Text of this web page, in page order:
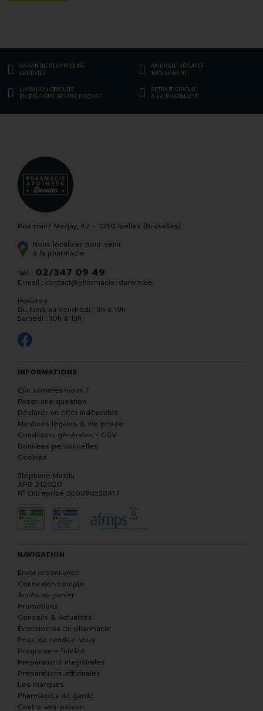
GARANTIE DES PRODUITS
CERTIFIÉS
PAIEMENT SÉCURISÉ
100% GARANTI
LIVRAISON GRATUITE
EN BELGIQUE DÈS 69€ D’ACHAT
RETRAIT GRATUIT
À LA PHARMACIE
Rue Franz Merjay, 42 - 1050 Ixelles (Bruxelles)
Nous localiser pour venir
à la pharmacie
Tél. : 02/347 09 49
E-mail : contact@pharmacie-darwin.be
Horaires
Du lundi au vendredi : 9h à 19h
Samedi : 10h à 13h
INFORMATIONS
Qui sommes-nous ?
Poser une question
Déclarer un effet indésirable
Mentions légales & vie privée
Conditions générales - CGV
Données personnelles
Cookies
Stéphane Mazilu
APB 212020
N° Entreprise BE0898538417
NAVIGATION
Envoi ordonnance
Connexion compte
Accès au panier
Promotions
Conseils & Actualités
Événements en pharmacie
Prise de rendez-vous
Programme fidélité
Préparations magistrales
Préparations officinales
Les marques
Pharmacies de garde
Centre anti-poison